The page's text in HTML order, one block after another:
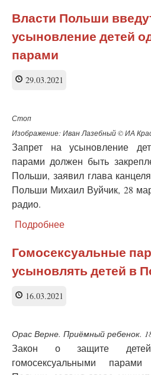
школы
в
Польше
Власти Польши
усыновление детей
парами
29.03.2021
Стоп
Изображение: Иван Лазебный © ИА
Запрет на усыновление
парами должен быть
Польши, заявил глава
Польши Михаил Вуйчик, 28
радио.
Подробнее
Польши
введут
запрет
парами
Гомосексуальные
усыновлять детей в
16.03.2021
Орас Верне. Приёмный ребенок.
Закон о защите
гомосексуальными